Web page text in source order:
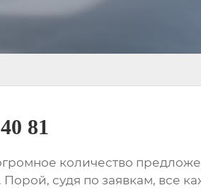
81
количество
Порой, судя по заявкам, все